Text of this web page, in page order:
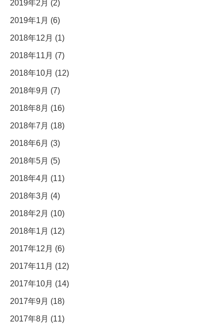
2019年2月 (2)
2019年1月 (6)
2018年12月 (1)
2018年11月 (7)
2018年10月 (12)
2018年9月 (7)
2018年8月 (16)
2018年7月 (18)
2018年6月 (3)
2018年5月 (5)
2018年4月 (11)
2018年3月 (4)
2018年2月 (10)
2018年1月 (12)
2017年12月 (6)
2017年11月 (12)
2017年10月 (14)
2017年9月 (18)
2017年8月 (11)